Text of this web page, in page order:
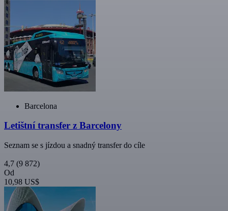
Barcelona
Letištní transfer z Barcelony
Seznam se s jízdou a snadný transfer do cíle
4,7 (9 872)
Od
10,98 US$